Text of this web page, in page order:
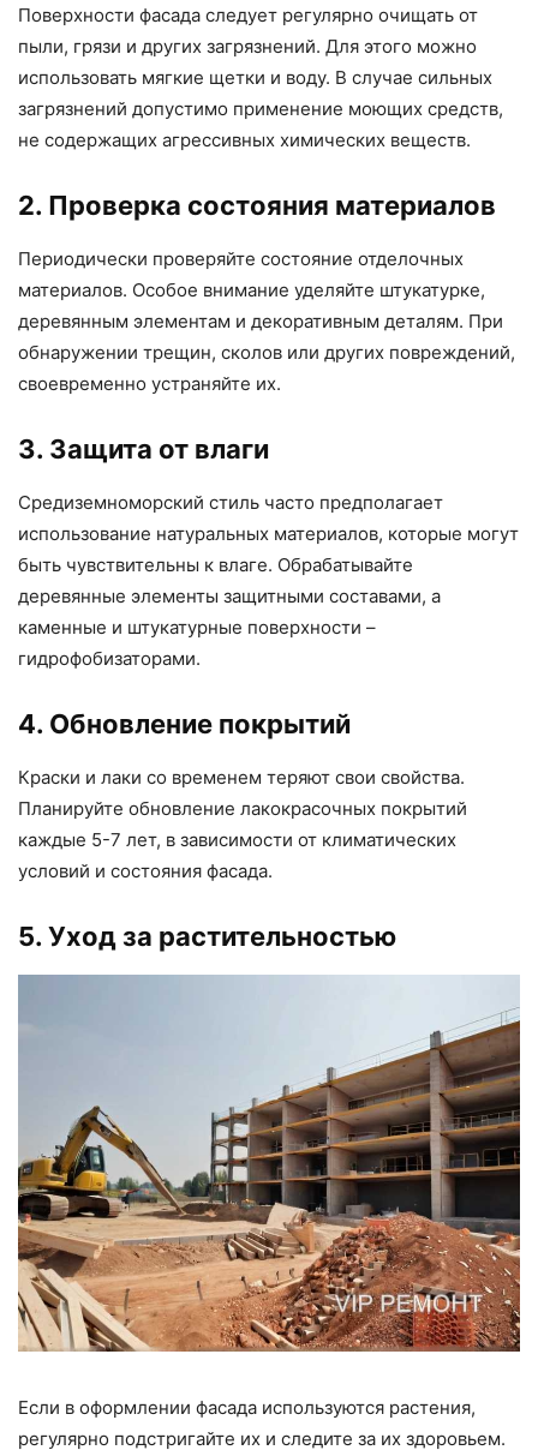
Поверхности фасада следует регулярно очищать от
пыли, грязи и других загрязнений. Для этого можно
использовать мягкие щетки и воду. В случае сильных
загрязнений допустимо применение моющих средств,
не содержащих агрессивных химических веществ.
2. Проверка состояния материалов
Периодически проверяйте состояние отделочных
материалов. Особое внимание уделяйте штукатурке,
деревянным элементам и декоративным деталям. При
обнаружении трещин, сколов или других повреждений,
своевременно устраняйте их.
3. Защита от влаги
Средиземноморский стиль часто предполагает
использование натуральных материалов, которые могут
быть чувствительны к влаге. Обрабатывайте
деревянные элементы защитными составами, а
каменные и штукатурные поверхности –
гидрофобизаторами.
4. Обновление покрытий
Краски и лаки со временем теряют свои свойства.
Планируйте обновление лакокрасочных покрытий
каждые 5-7 лет, в зависимости от климатических
условий и состояния фасада.
5. Уход за растительностью
Если в оформлении фасада используются растения,
регулярно подстригайте их и следите за их здоровьем.